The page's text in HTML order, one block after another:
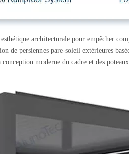
architecturale pour empêcher
de persiennes pare-soleil extérieures
moderne du cadre et des